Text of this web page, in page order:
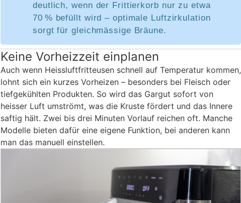
deutlich, wenn der Frittierkorb nur zu etwa
70 % befüllt wird – optimale Luftzirkulation
sorgt für gleichmässige Bräune.
Keine Vorheizzeit einplanen
Auch wenn Heissluftfritteusen schnell auf Temperatur kommen,
lohnt sich ein kurzes Vorheizen – besonders bei Fleisch oder
tiefgekühlten Produkten. So wird das Gargut sofort von
heisser Luft umströmt, was die Kruste fördert und das Innere
saftig hält. Zwei bis drei Minuten Vorlauf reichen oft. Manche
Modelle bieten dafür eine eigene Funktion, bei anderen kann
man das manuell einstellen.